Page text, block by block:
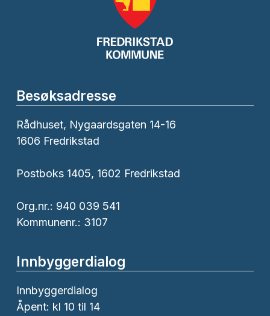
Besøksadresse
Rådhuset, Nygaardsgaten 14-16
1606 Fredrikstad
Postboks 1405, 1602 Fredrikstad
Org.nr.: 940 039 541
Kommunenr.: 3107
Innbyggerdialog
Innbyggerdialog
Åpent: kl 10 til 14